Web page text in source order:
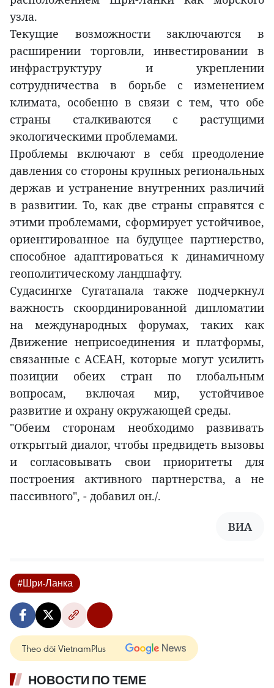
узла.
Текущие возможности заключаются в
расширении торговли, инвестировании в
инфраструктуру и укреплении
сотрудничества в борьбе с изменением
климата, особенно в связи с тем, что обе
страны сталкиваются с растущими
экологическими проблемами.
Проблемы включают в себя преодоление
давления со стороны крупных региональных
держав и устранение внутренних различий
в развитии. То, как две страны справятся с
этими проблемами, сформирует устойчивое,
ориентированное на будущее партнерство,
способное адаптироваться к динамичному
геополитическому ландшафту.
Судасингхе Сугатапала также подчеркнул
важность скоординированной дипломатии
на международных форумах, таких как
Движение неприсоединения и платформы,
связанные с АСЕАН, которые могут усилить
позиции обеих стран по глобальным
вопросам, включая мир, устойчивое
развитие и охрану окружающей среды.
"Обеим сторонам необходимо развивать
открытый диалог, чтобы предвидеть вызовы
и согласовывать свои приоритеты для
построения активного партнерства, а не
пассивного", - добавил он./.
ВИА
#Шри-Ланка
Theo dõi VietnamPlus
НОВОСТИ ПО ТЕМЕ